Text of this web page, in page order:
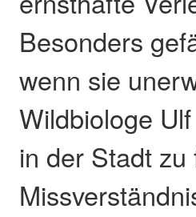
Besonders
wenn sie
Wildbiologe
in der Stadt